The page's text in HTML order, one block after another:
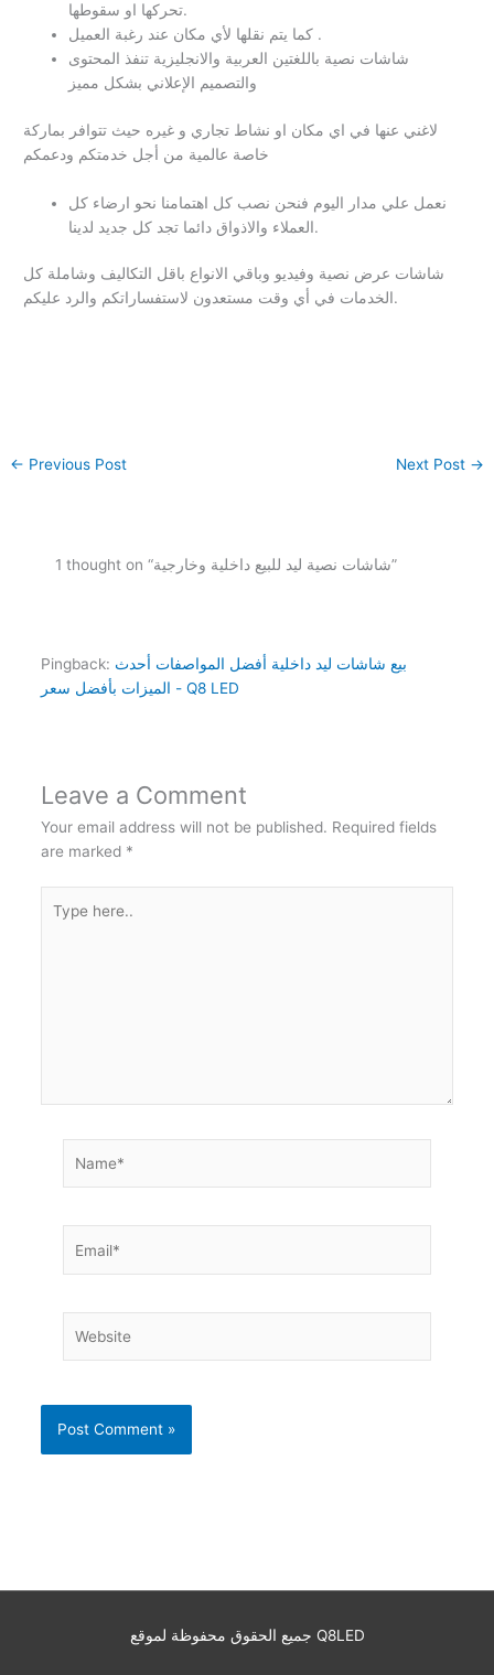
تحركها او سقوطها.
كما يتم نقلها لأي مكان عند رغبة العميل .
شاشات نصية باللغتين العربية والانجليزية تنفذ المحتوى
والتصميم الإعلاني بشكل مميز
لاغني عنها في اي مكان او نشاط تجاري و غيره حيث تتوافر بماركة
خاصة عالمية من أجل خدمتكم ودعمكم
نعمل علي مدار اليوم فنحن نصب كل اهتمامنا نحو ارضاء كل
العملاء والاذواق دائما تجد كل جديد لدينا.
شاشات عرض نصية وفيديو وباقي الانواع باقل التكاليف وشاملة كل
الخدمات في أي وقت مستعدون لاستفساراتكم والرد عليكم.
← Previous Post Next Post →
1 thought on “شاشات نصية ليد للبيع داخلية وخارجية”
Pingback: بيع شاشات ليد داخلية أفضل المواصفات أحدث
الميزات بأفضل سعر - Q8 LED
Leave a Comment
Your email address will not be published. Required fields
are marked *
here..
جميع الحقوق محفوظة لموقع Q8LED